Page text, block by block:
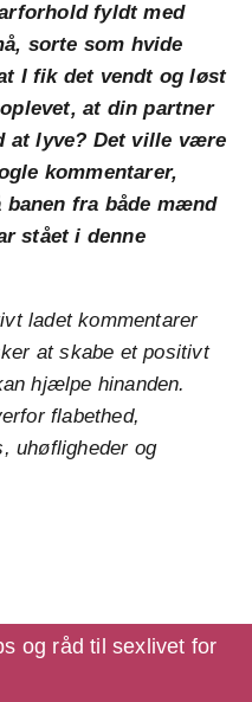
fyldt med
sorte som hvide
I fik det vendt og løst
at din partner
at lyve? Det ville være
kommentarer,
fra både mænd
stået i denne
ladet kommentarer
at skabe et positivt
hjælpe hinanden.
flabethed,
uhøfligheder og
publiceret. Krævede
og råd til sexlivet for